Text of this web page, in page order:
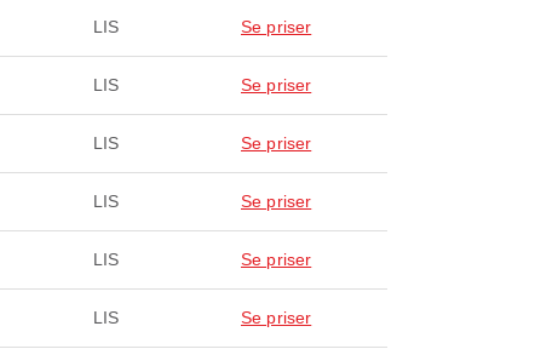
LIS Se priser
LIS Se priser
LIS Se priser
LIS Se priser
LIS Se priser
LIS Se priser